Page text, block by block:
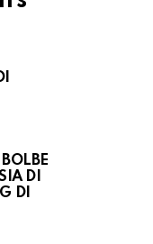
DI
DI